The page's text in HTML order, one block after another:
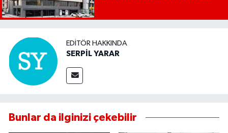
EDITÖR HAKKINDA
SERPİL YARAR
Bunlar da ilginizi çekebilir